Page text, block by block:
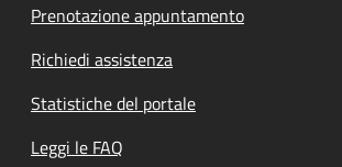
Prenotazione appuntamento
Richiedi assistenza
Statistiche del portale
Leggi le FAQ